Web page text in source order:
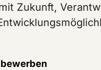
Zukunft,